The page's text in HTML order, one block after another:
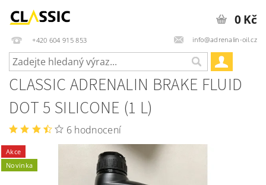
+420 604 915 853 info@adrenalin-oil.cz
0 Kč
CLASSIC ADRENALIN BRAKE FLUID
DOT 5 SILICONE (1 L)
6 hodnocení
Akce
Novinka